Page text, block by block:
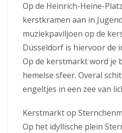
Op de Heinrich-Heine-
kerstkramen aan in
muziekpaviljoen op de
Düsseldorf is hiervoor de
Op de kerstmarkt word je
hemelse sfeer. Overal
engeltjes in een zee van
Kerstmarkt op
Op het idyllische plein